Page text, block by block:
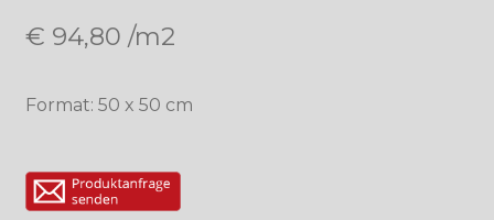
€ 94,80 /m2
Format: 50 x 50 cm